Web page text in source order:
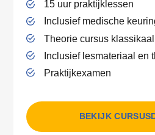
15 uur praktijklessen
Inclusief medische
Theorie cursus
Inclusief lesmateriaal en
Praktijkexamen
BEKIJK